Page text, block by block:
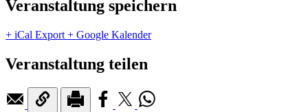
Veranstaltung speichern
+ iCal Export + Google Kalender
Veranstaltung teilen